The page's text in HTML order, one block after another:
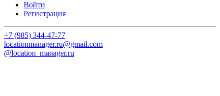
Войти
Регистрация
+7 (985) 344-47-77
locationmanager.ru@gmail.com
@location_manager.ru